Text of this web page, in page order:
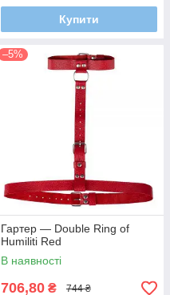
Купити
–5%
Гартер — Double Ring of
Humiliti Red
В наявності
706,80 ₴ 744 ₴